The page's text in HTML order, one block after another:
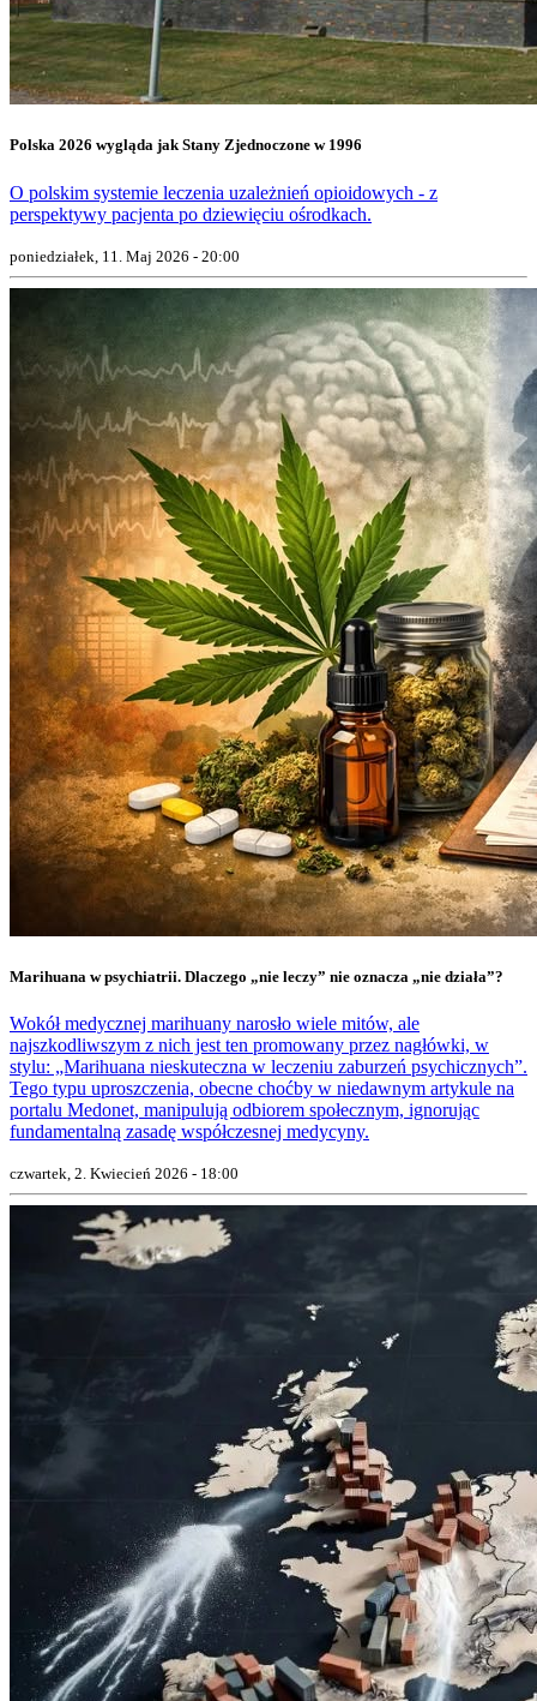
Polska 2026 wygląda jak Stany Zjednoczone w 1996
O polskim systemie leczenia uzależnień opioidowych - z
perspektywy pacjenta po dziewięciu ośrodkach.
poniedziałek, 11. Maj 2026 - 20:00
Marihuana w psychiatrii. Dlaczego „nie leczy” nie oznacza „nie działa”?
Wokół medycznej marihuany narosło wiele mitów, ale
najszkodliwszym z nich jest ten promowany przez nagłówki, w
stylu: „Marihuana nieskuteczna w leczeniu zaburzeń psychicznych”.
Tego typu uproszczenia, obecne choćby w niedawnym artykule na
portalu Medonet, manipulują odbiorem społecznym, ignorując
fundamentalną zasadę współczesnej medycyny.
czwartek, 2. Kwiecień 2026 - 18:00